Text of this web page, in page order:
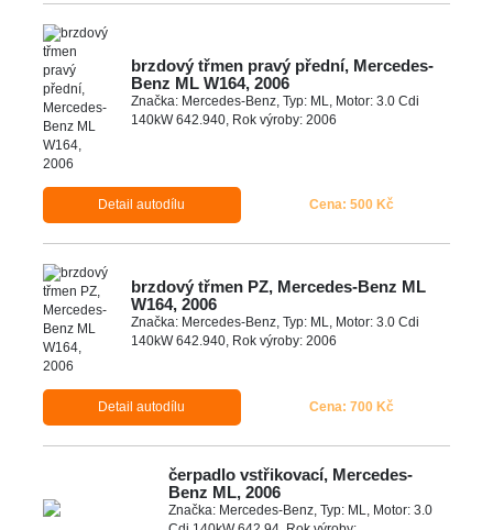
brzdový třmen pravý přední, Mercedes-
Benz ML W164, 2006
Značka: Mercedes-Benz, Typ: ML, Motor: 3.0 Cdi
140kW 642.940, Rok výroby: 2006
Detail autodílu Cena: 500 Kč
brzdový třmen PZ, Mercedes-Benz ML
W164, 2006
Značka: Mercedes-Benz, Typ: ML, Motor: 3.0 Cdi
140kW 642.940, Rok výroby: 2006
Detail autodílu Cena: 700 Kč
čerpadlo vstřikovací, Mercedes-
Benz ML, 2006
Značka: Mercedes-Benz, Typ: ML, Motor: 3.0